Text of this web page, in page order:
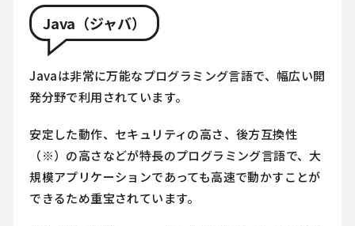
Java（ジャバ）
Javaは非常に万能なプログラミング言語で、幅広い開
発分野で利用されています。
安定した動作、セキュリティの高さ、後方互換性
（※）の高さなどが特長のプログラミング言語で、大
規模アプリケーションであっても高速で動かすことが
できるため重宝されています。